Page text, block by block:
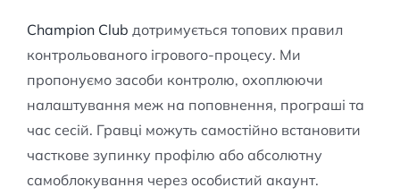
Champion Club дотримується топових правил
контрольованого ігрового-процесу. Ми
пропонуємо засоби контролю, охоплюючи
налаштування меж на поповнення, програші та
час сесій. Гравці можуть самостійно встановити
часткове зупинку профілю або абсолютну
самоблокування через особистий акаунт.